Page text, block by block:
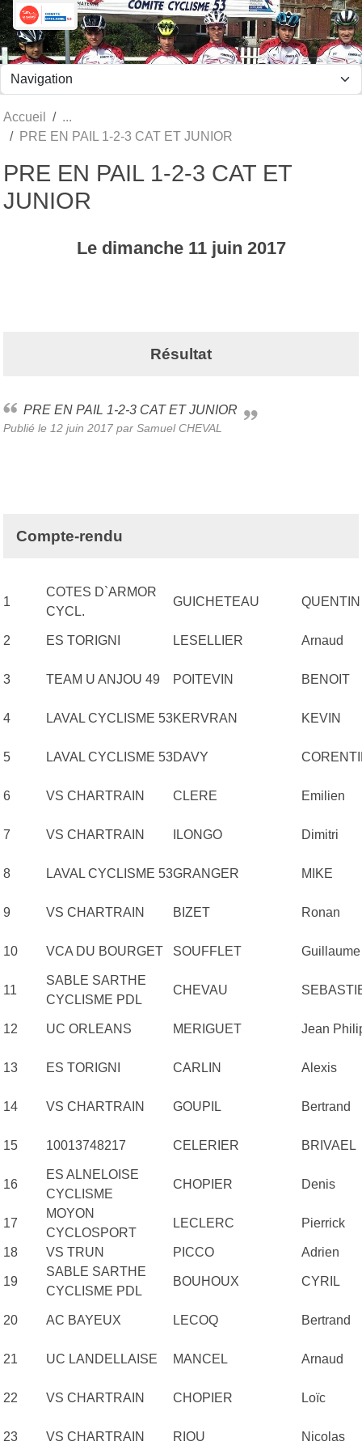
Accueil
PRE EN PAIL 1-2-3 CAT ET JUNIOR
PRE EN PAIL 1-2-3 CAT ET
JUNIOR
Le dimanche 11 juin 2017
Résultat
PRE EN PAIL 1-2-3 CAT ET JUNIOR
Publié le 12 juin 2017 par Samuel CHEVAL
Compte-rendu
1
COTES D`ARMOR
CYCL.
GUICHETEAU QUENTIN
2 ES TORIGNI LESELLIER Arnaud
3 TEAM U ANJOU 49 POITEVIN BENOIT
4 LAVAL CYCLISME 53KERVRAN KEVIN
5 LAVAL CYCLISME 53DAVY
6 VS CHARTRAIN CLERE Emilien
7 VS CHARTRAIN ILONGO Dimitri
8 LAVAL CYCLISME 53GRANGER MIKE
9 VS CHARTRAIN BIZET Ronan
10 VCA DU BOURGET SOUFFLET Guillaume
11
SABLE SARTHE
CYCLISME PDL
CHEVAU
12 UC ORLEANS MERIGUET Jean
13 ES TORIGNI CARLIN Alexis
14 VS CHARTRAIN GOUPIL Bertrand
15 10013748217 CELERIER BRIVAEL
16
ES ALNELOISE
CYCLISME
CHOPIER Denis
17
MOYON
CYCLOSPORT
LECLERC Pierrick
18 VS TRUN PICCO Adrien
19
SABLE SARTHE
CYCLISME PDL
BOUHOUX CYRIL
20 AC BAYEUX LECOQ Bertrand
21 UC LANDELLAISE MANCEL Arnaud
22 VS CHARTRAIN CHOPIER Loïc
23 VS CHARTRAIN RIOU Nicolas
Panneau de gestion des cookies